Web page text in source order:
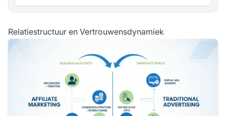
Relatiestructuur en Vertrouwensdynamiek